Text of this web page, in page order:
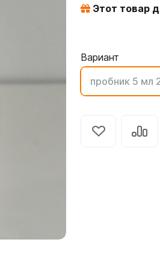
Этот товар
Вариант
пробник 5 мл